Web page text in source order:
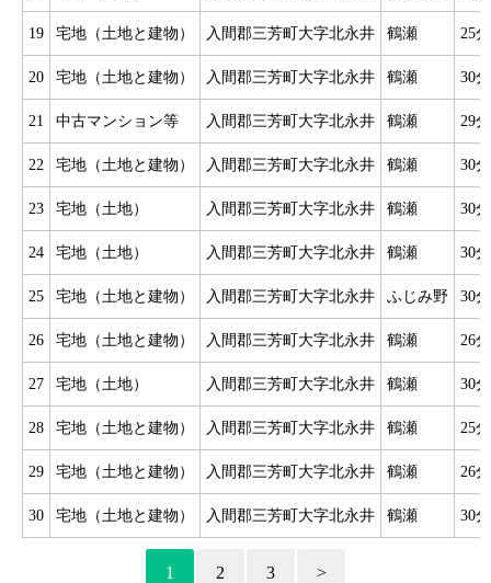
19 宅地（土地と建物） 入間郡三芳町大字北永井 鶴瀬 25分
20 宅地（土地と建物） 入間郡三芳町大字北永井 鶴瀬 30分
21 中古マンション等 入間郡三芳町大字北永井 鶴瀬 29分
22 宅地（土地と建物） 入間郡三芳町大字北永井 鶴瀬 30分
23 宅地（土地） 入間郡三芳町大字北永井 鶴瀬 30分
24 宅地（土地） 入間郡三芳町大字北永井 鶴瀬 30分
25 宅地（土地と建物） 入間郡三芳町大字北永井 ふじみ野 30分
26 宅地（土地と建物） 入間郡三芳町大字北永井 鶴瀬 26分
27 宅地（土地） 入間郡三芳町大字北永井 鶴瀬 30分
28 宅地（土地と建物） 入間郡三芳町大字北永井 鶴瀬 25分
29 宅地（土地と建物） 入間郡三芳町大字北永井 鶴瀬 26分
30 宅地（土地と建物） 入間郡三芳町大字北永井 鶴瀬 30分
1 2 3 >